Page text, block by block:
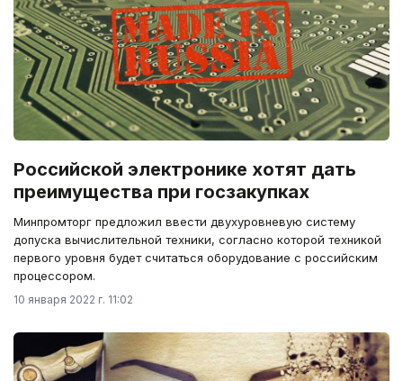
Российской электронике хотят дать
преимущества при госзакупках
Минпромторг предложил ввести двухуровневую систему
допуска вычислительной техники, согласно которой техникой
первого уровня будет считаться оборудование с российским
процессором.
10 января 2022 г. 11:02